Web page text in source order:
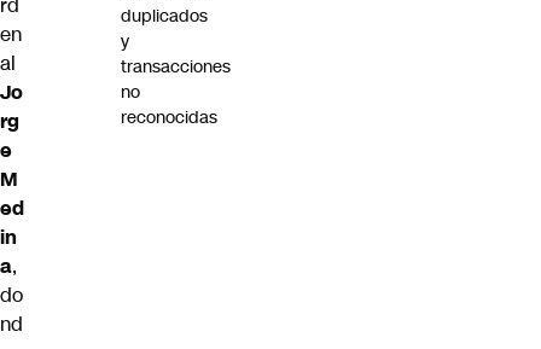
en
al
Jo
rg
e
M
ed
in
a,
do
nd
duplicados
y
transacciones
no
reconocidas